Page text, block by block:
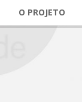
O PROJETO